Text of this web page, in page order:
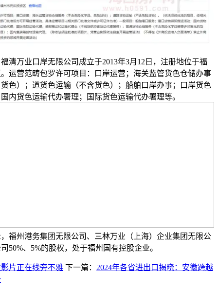
清万业口岸无限公司成立于2013年3月12日，注册地位于福
运营范畴包罗许可项目：口岸运营；海关监管货色仓储办事
色）；道货色运输（不含货色）；船舶口岸办事；口岸货色
内货色运输代办署理；国际货色运输代办署理等。
福州港务集团无限公司、三林万业（上海）企业集团无限公
50%、5%的股权，处于福州国有控股企业。
片正在线旁不雅 下一篇： 2024年各省进出口揭晓：安徽跨越